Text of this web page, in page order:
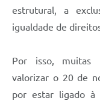
estrutural, a
igualdade de
Por isso, muitas
valorizar o 20 de
por estar ligado à